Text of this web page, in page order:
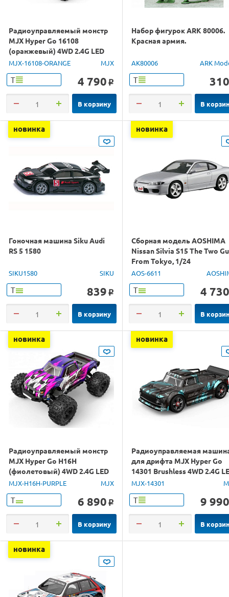
Радиоуправляемый монстр
MJX Hyper Go 16108
(оранжевый) 4WD 2.4G LED
1/16 RTR
MJX-16108-ORANGE MJX
Т 4 790 o
В корзину
Набор фигурок ARK 80006.
Красная армия.
AK80006 ARK
Т 310
В
новинка
Гоночная машина Siku Audi
RS 5 1580
SIKU1580 SIKU
Т 839 o
В корзину
новинка
Сборная модель AOSHIMA
Nissan Silvia S15 The Two
From Tokyo, 1/24
AOS-6611
Т 4 730
В
новинка
Радиоуправляемый монстр
MJX Hyper Go H16H
(фиолетовый) 4WD 2.4G LED
GPS 1/16 RTR
MJX-H16H-PURPLE MJX
Т 6 890 o
В корзину
новинка
Радиоуправляемая
для дрифта MJX Hyper Go
14301 Brushless 4WD 2.4G
1/14 RTR
MJX-14301
Т 9 990
В
новинка